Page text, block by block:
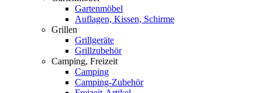
Gartenmöbel
Auflagen, Kissen, Schirme
Grillen
Grillgeräte
Grillzubehör
Camping, Freizeit
Camping
Camping-Zubehör